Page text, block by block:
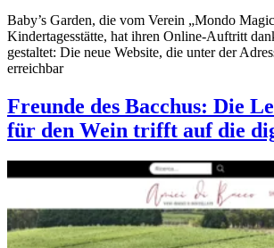
Baby’s Garden, die vom Verein „Mondo
Kindertagesstätte, hat ihren Online-Auftritt
gestaltet: Die neue Website, die unter der
erreichbar
Freunde des Bacchus: Die
für den Wein trifft auf die